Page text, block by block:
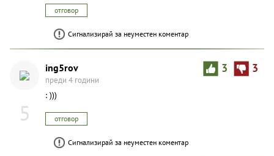
отговор
Сигнализирай за неуместен коментар
5
3 3
ing5rov
преди 4 години
: )))
отговор
Сигнализирай за неуместен коментар